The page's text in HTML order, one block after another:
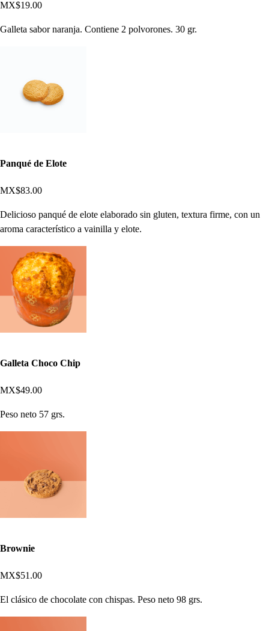
MX$19.00
Galleta sabor naranja. Contiene 2 polvorones. 30 gr.
Panqué de Elote
MX$83.00
Delicioso panqué de elote elaborado sin gluten, textura firme, con un
aroma característico a vainilla y elote.
Galleta Choco Chip
MX$49.00
Peso neto 57 grs.
Brownie
MX$51.00
El clásico de chocolate con chispas. Peso neto 98 grs.